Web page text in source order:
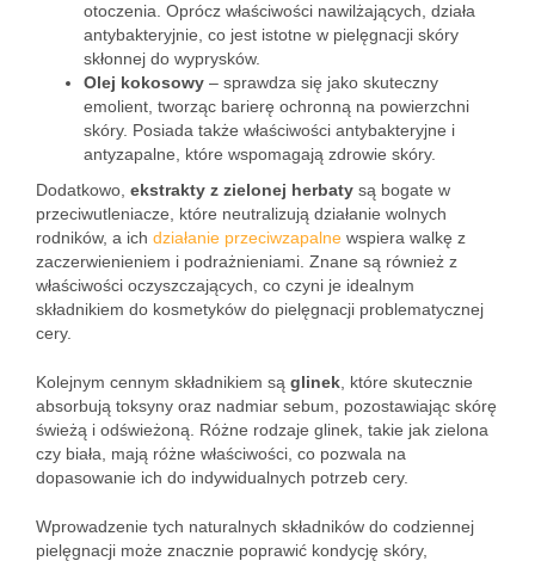
otoczenia. Oprócz właściwości nawilżających, działa
antybakteryjnie, co jest istotne w pielęgnacji skóry
skłonnej do wyprysków.
Olej kokosowy – sprawdza się jako skuteczny
emolient, tworząc barierę ochronną na powierzchni
skóry. Posiada także właściwości antybakteryjne i
antyzapalne, które wspomagają zdrowie skóry.
Dodatkowo, ekstrakty z zielonej herbaty są bogate w
przeciwutleniacze, które neutralizują działanie wolnych
rodników, a ich działanie przeciwzapalne wspiera walkę z
zaczerwienieniem i podrażnieniami. Znane są również z
właściwości oczyszczających, co czyni je idealnym
składnikiem do kosmetyków do pielęgnacji problematycznej
cery.
Kolejnym cennym składnikiem są glinek , które skutecznie
absorbują toksyny oraz nadmiar sebum, pozostawiając skórę
świeżą i odświeżoną. Różne rodzaje glinek, takie jak zielona
czy biała, mają różne właściwości, co pozwala na
dopasowanie ich do indywidualnych potrzeb cery.
Wprowadzenie tych naturalnych składników do codziennej
pielęgnacji może znacznie poprawić kondycję skóry,